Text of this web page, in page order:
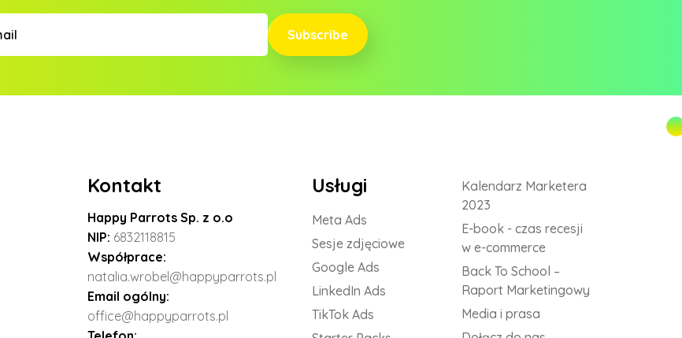
Subscribe
Kontakt
Happy Parrots Sp. z o.o
NIP: 6832118815
Współprace:
natalia.wrobel@happyparrots.pl
Email ogólny:
office@happyparrots.pl
Usługi
Meta Ads
Sesje zdjęciowe
Google Ads
LinkedIn Ads
TikTok Ads
Kalendarz Marketera
2023
E-book - czas recesji
w e-commerce
Back To School –
Raport Marketingowy
Media i prasa